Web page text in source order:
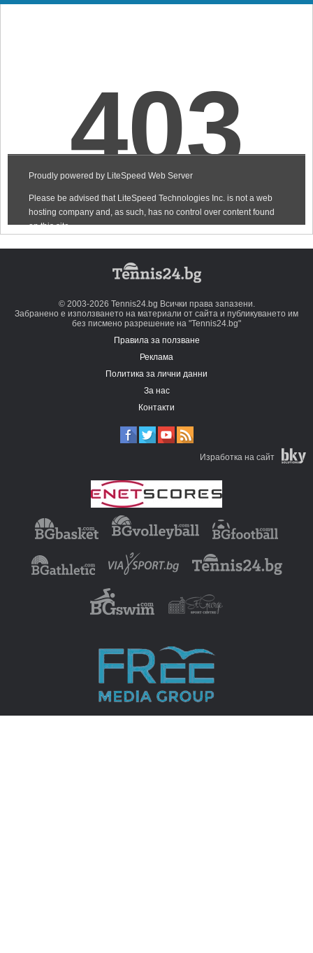
© 2003-2026 Tennis24.bg Всички права запазени.
Забранено е използването на материали от сайта и публикуването им
без писмено разрешение на "Tennis24.bg"
Правила за ползване
Реклама
Политика за лични данни
За нас
Контакти
Изработка на сайт